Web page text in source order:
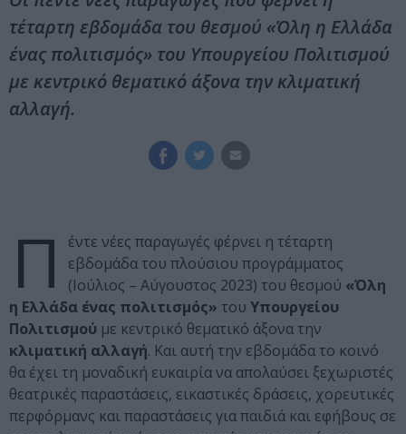
τέταρτη εβδομάδα του θεσμού «Όλη η Ελλάδα
ένας πολιτισμός» του Υπουργείου Πολιτισμού
με κεντρικό θεματικό άξονα την κλιματική
αλλαγή.
Π
έντε νέες παραγωγές φέρνει η τέταρτη
εβδομάδα του πλούσιου προγράμματος
(Ιούλιος – Αύγουστος 2023) του θεσμού «Όλη
η Ελλάδα ένας πολιτισμός» του Υπουργείου
Πολιτισμού με κεντρικό θεματικό άξονα την
κλιματική αλλαγή. Και αυτή την εβδομάδα το κοινό
θα έχει τη μοναδική ευκαιρία να απολαύσει ξεχωριστές
θεατρικές παραστάσεις, εικαστικές δράσεις, χορευτικές
περφόρμανς και παραστάσεις για παιδιά και εφήβους σε